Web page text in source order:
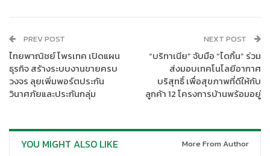
Solutions แบบครบวงจร
PREV POST
ไทยพาณิชย์ โพรเทค เปิดแผน
ธุรกิจ สร้างระบบงานขายครบ
วงจร ลุยเพิ่มพอร์ตประกัน
วินาศภัยและประกันกลุ่ม
NEXT POST
“บริทาเนีย” จับมือ “ไดกิ้น” ร่วม
ส่งมอบเทคโนโลยีอากาศ
บริสุทธิ์ เพื่อสุขภาพที่ดีให้กับ
ลูกค้า 12 โครงการบ้านพร้อมอยู่
YOU MIGHT ALSO LIKE More From Author